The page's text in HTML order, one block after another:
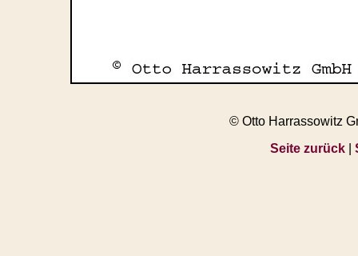
© Otto Harrassowitz
Seite zurück|